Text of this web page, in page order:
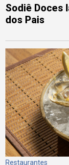
Sodiê Doces
dos Pais
Restaurantes